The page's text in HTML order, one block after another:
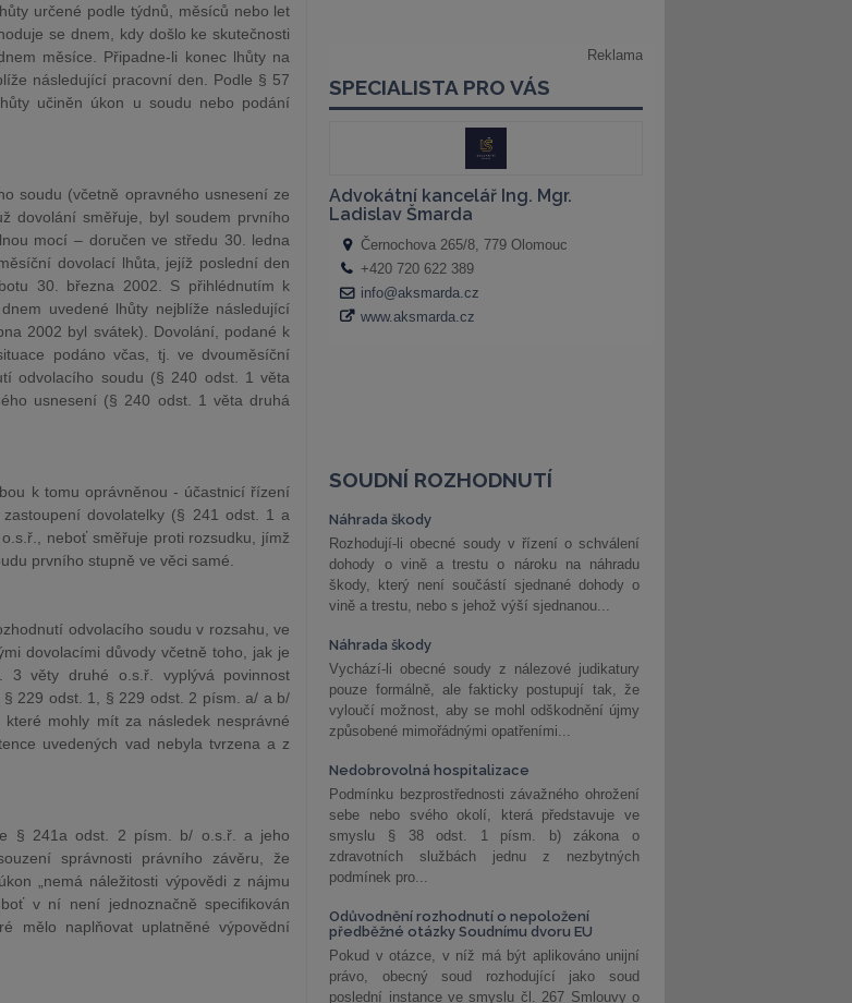
určené podle týdnů, měsíců nebo let
se dnem, kdy došlo ke skutečnosti
měsíce. Připadne-li konec lhůty na
následující pracovní den. Podle § 57
učiněn úkon u soudu nebo podání
soudu (včetně opravného usnesení ze
dovolání směřuje, byl soudem prvního
mocí – doručen ve středu 30. ledna
dovolací lhůta, jejíž poslední den
30. března 2002. S přihlédnutím k
uvedené lhůty nejblíže následující
2002 byl svátek). Dovolání, podané k
podáno včas, tj. ve dvouměsíční
odvolacího soudu (§ 240 odst. 1 věta
usnesení (§ 240 odst. 1 věta druhá
k tomu oprávněnou - účastnicí řízení
dovolatelky (§ 241 odst. 1 a
neboť směřuje proti rozsudku, jímž
prvního stupně ve věci samé.
odvolacího soudu v rozsahu, ve
dovolacími důvody včetně toho, jak je
3 věty druhé o.s.ř. vyplývá povinnost
229 odst. 1, § 229 odst. 2 písm. a/ a b/
mohly mít za následek nesprávné
uvedených vad nebyla tvrzena a z
§ 241a odst. 2 písm. b/ o.s.ř. a jeho
správnosti právního závěru, že
„nemá náležitosti výpovědi z nájmu
v ní není jednoznačně specifikován
mělo naplňovat uplatněné výpovědní
SOUDNÍ ROZHODNUTÍ
Náhrada škody
Rozhodují-li obecné soudy v řízení o schválení
dohody o vině a trestu o nároku na náhradu
škody, který není součástí sjednané dohody o
vině a trestu, nebo s jehož výší sjednanou...
Náhrada škody
Vychází-li obecné soudy z nálezové judikatury
pouze formálně, ale fakticky postupují tak, že
vyloučí možnost, aby se mohl odškodnění újmy
způsobené mimořádnými opatřeními...
Nedobrovolná hospitalizace
Podmínku bezprostřednosti závažného ohrožení
sebe nebo svého okolí, která představuje ve
smyslu § 38 odst. 1 písm. b) zákona o
zdravotních službách jednu z nezbytných
podmínek pro...
Odůvodnění rozhodnutí o nepoložení
předběžné otázky Soudnímu dvoru EU
Pokud v otázce, v níž má být aplikováno unijní
právo, obecný soud rozhodující jako soud
poslední instance ve smyslu čl. 267 Smlouvy o